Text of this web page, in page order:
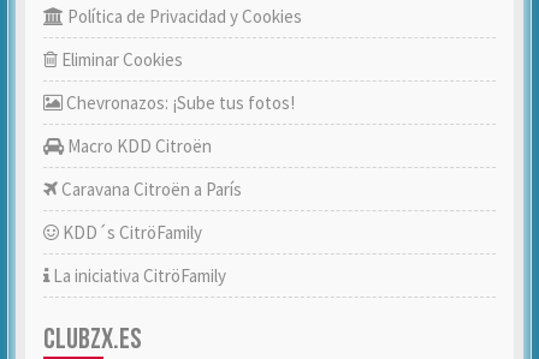
Política de Privacidad y Cookies
Eliminar Cookies
Chevronazos: ¡Sube tus fotos!
Macro KDD Citroën
Caravana Citroën a París
KDD´s CitröFamily
La iniciativa CitröFamily
CLUBZX.ES